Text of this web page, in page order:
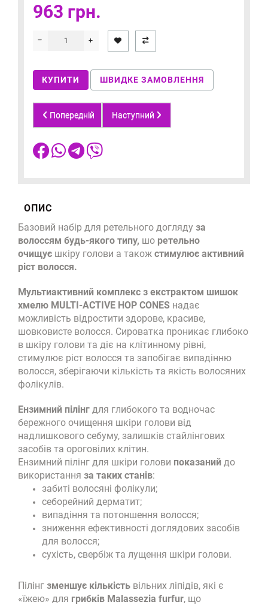
963 грн.
КУПИТИ ШВИДКЕ ЗАМОВЛЕННЯ
Попередній Наступний
ОПИС
Базовий набір для ретельного догляду за
волоссям будь-якого типу, шо ретельно
очищує шкіру голови а також стимулює активний
ріст волосся.
Мультиактивний комплекс з екстрактом шишок
хмелю MULTI-ACTIVE HOP CONES надає
можливість відростити здорове, красиве,
шовковисте волосся. Сироватка проникає глибоко
в шкіру голови та діє на клітинному рівні,
стимулює ріст волосся та запобігає випадінню
волосся, зберігаючи кількість та якість волосяних
фолікулів.
Ензимний пілінг для глибокого та водночас
бережного очищення шкіри голови від
надлишкового себуму, залишків стайлінгових
засобів та ороговілих клітин.
Ензимний пілінг для шкіри голови показаний до
використання за таких станів:
забиті волосяні фолікули;
себорейний дерматит;
випадіння та потоншення волосся;
зниження ефективності доглядових засобів
для волосся;
сухість, свербіж та лущення шкіри голови.
Пілінг зменшує кількість вільних ліпідів, які є
«їжею» для грибків Malassezia furfur, що